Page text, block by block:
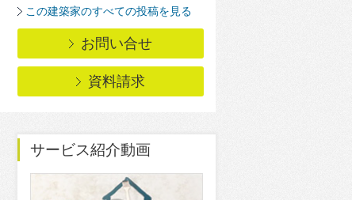
この建築家のすべての投稿を見る
お問い合せ
資料請求
サービス紹介動画